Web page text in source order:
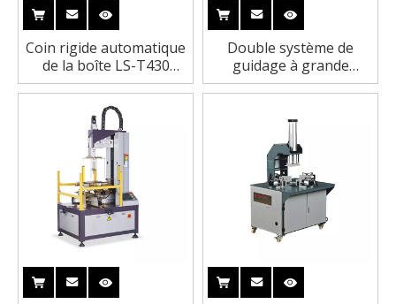
Coin rigide automatique
de la boîte LS-T430
collant la machine pour
la boîte à vin 60 PCs/min
Double système de
guidage à grande
vitesse automatique
faisant le coin rigide de
boîte collant la machine